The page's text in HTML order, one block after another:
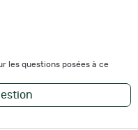
les questions posées à ce